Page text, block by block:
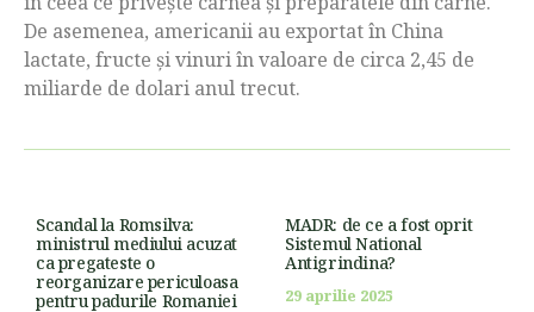
De asemenea, americanii au exportat în China
lactate, fructe și vinuri în valoare de circa 2,45 de
miliarde de dolari anul trecut.
Scandal la Romsilva:
ministrul mediului acuzat
ca pregateste o
reorganizare periculoasa
pentru padurile Romaniei
MADR: de ce a fost oprit
Sistemul National
Antigrindina?
29 aprilie 2025